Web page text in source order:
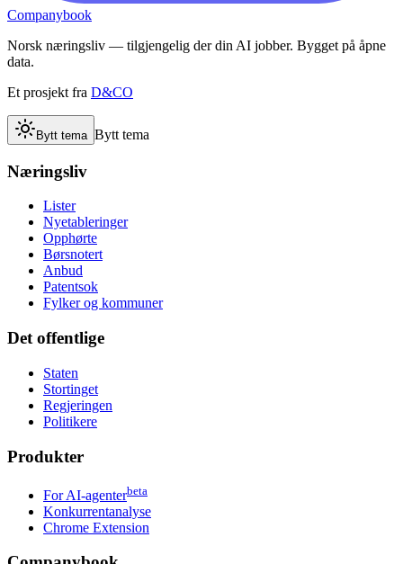
Companybook
Norsk næringsliv — tilgjengelig der din AI jobber. Bygget på åpne
data.
Et prosjekt fra D&CO
Bytt tema Bytt tema
Næringsliv
Lister
Nyetableringer
Opphørte
Børsnotert
Anbud
Patentsok
Fylker og kommuner
Det offentlige
Staten
Stortinget
Regjeringen
Politikere
Produkter
For AI-agenterbeta
Konkurrentanalyse
Chrome Extension